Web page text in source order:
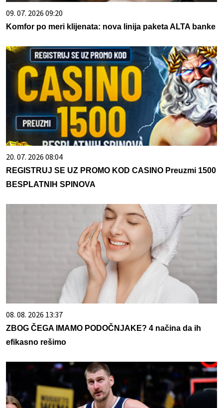
09. 07. 2026 09:20
Komfor po meri klijenata: nova linija paketa ALTA banke
20. 07. 2026 08:04
REGISTRUJ SE UZ PROMO KOD CASINO Preuzmi 1500
BESPLATNIH SPINOVA
08. 08. 2026 13:37
ZBOG ČEGA IMAMO PODOČNJAKE? 4 načina da ih
efikasno rešimo